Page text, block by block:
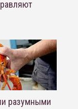
разумными